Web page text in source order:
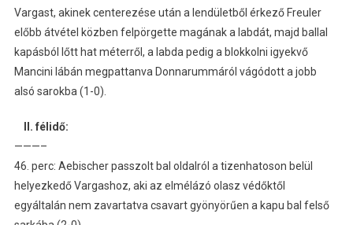
Vargast, akinek centerezése után a lendületből érkező Freuler
előbb átvétel közben felpörgette magának a labdát, majd ballal
kapásból lőtt hat méterről, a labda pedig a blokkolni igyekvő
Mancini lábán megpattanva Donnarummáról vágódott a jobb
alsó sarokba (1-0).
II. félidő:
———–
46. perc: Aebischer passzolt bal oldalról a tizenhatoson belül
helyezkedő Vargashoz, aki az elmélázó olasz védőktől
egyáltalán nem zavartatva csavart gyönyörűen a kapu bal felső